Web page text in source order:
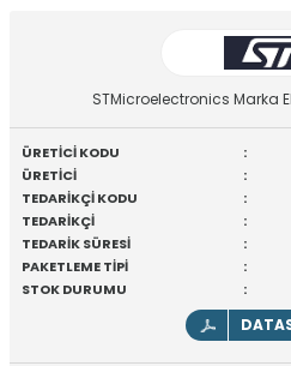
STMicroelectronics Marka
ÜRETİCİ KODU :
ÜRETİCİ :
TEDARİKÇİ KODU :
TEDARİKÇİ :
TEDARİK SÜRESİ :
PAKETLEME TİPİ :
STOK DURUMU :